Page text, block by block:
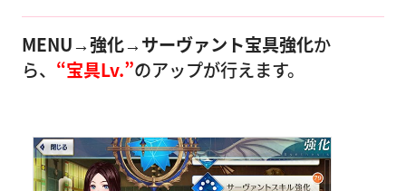
MENU→強化→サーヴァント宝具強化か
ら、 “宝具Lv.”のアップが行えます。